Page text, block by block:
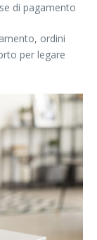
di pagamento
ordini
per legare